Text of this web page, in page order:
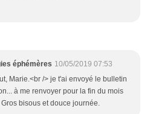
éphémères 10/05/2019 07:53
Marie.<br /> je t'ai envoyé le bulletin
à me renvoyer pour la fin du mois
bisous et douce journée.